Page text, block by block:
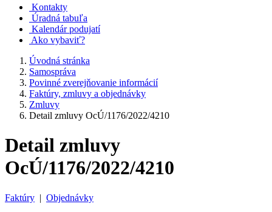
Kontakty
Úradná tabuľa
Kalendár podujatí
Ako vybaviť?
Úvodná stránka
Samospráva
Povinné zverejňovanie informácií
Faktúry, zmluvy a objednávky
Zmluvy
Detail zmluvy OcÚ/1176/2022/4210
Detail zmluvy
OcÚ/1176/2022/4210
Faktúry | Objednávky